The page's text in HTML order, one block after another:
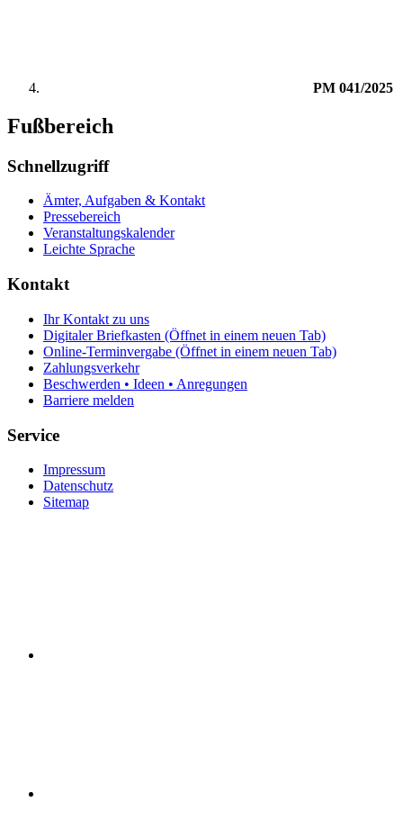
PM 041/2025
Fußbereich
Schnellzugriff
Ämter, Aufgaben & Kontakt
Pressebereich
Veranstaltungskalender
Leichte Sprache
Kontakt
Ihr Kontakt zu uns
Digitaler Briefkasten (Öffnet in einem neuen Tab)
Online-Terminvergabe (Öffnet in einem neuen Tab)
Zahlungsverkehr
Beschwerden • Ideen • Anregungen
Barriere melden
Service
Impressum
Datenschutz
Sitemap